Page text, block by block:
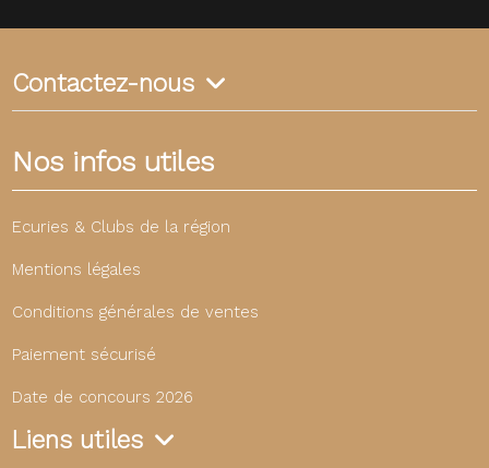
Contactez-nous
Nos infos utiles
Ecuries & Clubs de la région
Mentions légales
Conditions générales de ventes
Paiement sécurisé
Date de concours 2026
Liens utiles